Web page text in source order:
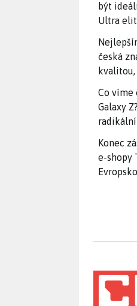
být
Ultra
česká
Co víme
Galaxy
Konec
e-shopy